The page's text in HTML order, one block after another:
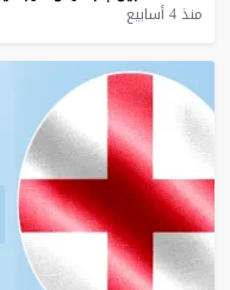
منذ 4 أسابيع